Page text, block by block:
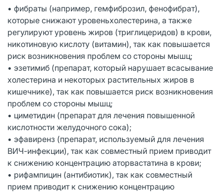
• фибраты (например, гемфиброзил, фенофибрат),
которые снижают уровеньхолестерина, а также
регулируют уровень жиров (триглицеридов) в крови,
никотиновую кислоту (витамин), так как повышается
риск возникновения проблем со стороны мышц;
• эзетимиб (препарат, который нарушает всасывание
холестерина и некоторых растительных жиров в
кишечнике), так как повышается риск возникновения
проблем со стороны мышц;
• циметидин (препарат для лечения повышенной
кислотности желудочного сока);
• эфавиренз (препарат, используемый для лечения
ВИЧ-инфекции), так как совместный прием приводит
к снижению концентрацию аторвастатина в крови;
• рифампицин (антибиотик), так как совместный
прием приводит к снижению концентрацию